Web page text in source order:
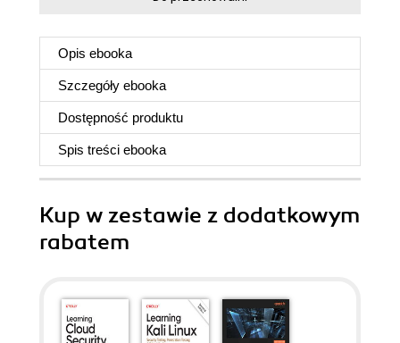
Opis ebooka
Szczegóły ebooka
Dostępność produktu
Spis treści ebooka
Kup w zestawie z dodatkowym
rabatem